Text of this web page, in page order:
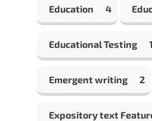
Education 4
Educational Testing 1
Emergent writing 2
Expository text